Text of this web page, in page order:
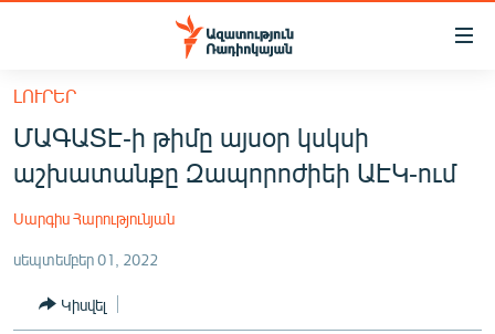
Մատչելիության
հիմնական
բովանդակությանը
Անցնել
հիմնական
մենյուին
ՔԱՂԱՔԱԿԱՆ
ԸՆՏՐՈՒԹՅՈՒՆՆԵՐ 2026
ԻՐԱՎՈՒՆՔ
ՀԱՍԱՐԱԿՈՒԹՅՈՒՆ
ԼՈՒՐԵՐ
ՄԱԳԱՏԷ-ի թիմը այսօր կսկսի
աշխատանքը Զապորոժիեի ԱԷԿ-ում
Սարգիս Հարությունյան
սեպտեմբեր 01, 2022
Կիսվել